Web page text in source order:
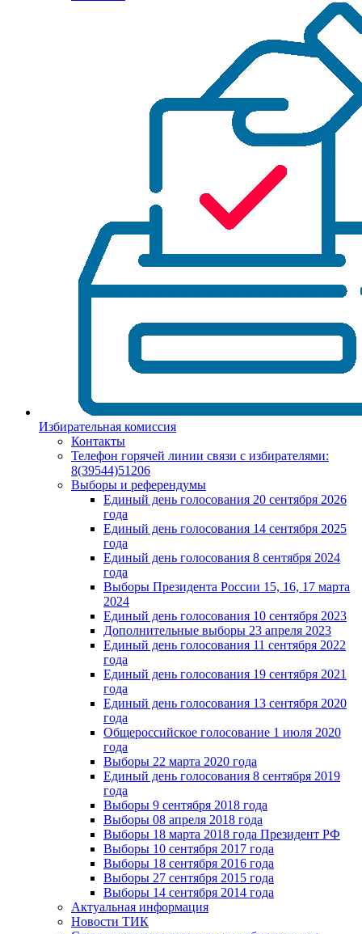
Избирательная комиссия
Контакты
Телефон горячей линии связи с избирателями:
8(39544)51206
Выборы и референдумы
Единый день голосования 20 сентября 2026
года
Единый день голосования 14 сентября 2025
года
Единый день голосования 8 сентября 2024
года
Выборы Президента России 15, 16, 17 марта
2024
Единый день голосования 10 сентября 2023
Дополнительные выборы 23 апреля 2023
Единый день голосования 11 сентября 2022
года
Единый день голосования 19 сентября 2021
года
Единый день голосования 13 сентября 2020
года
Общероссийское голосование 1 июля 2020
года
Выборы 22 марта 2020 года
Единый день голосования 8 сентября 2019
года
Выборы 9 сентября 2018 года
Выборы 08 апреля 2018 года
Выборы 18 марта 2018 года Президент РФ
Выборы 10 сентября 2017 года
Выборы 18 сентября 2016 года
Выборы 27 сентября 2015 года
Выборы 14 сентября 2014 года
Актуальная информация
Новости ТИК